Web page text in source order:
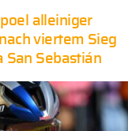
alleiniger
viertem Sieg
San Sebastián